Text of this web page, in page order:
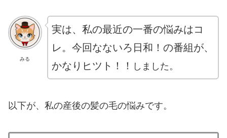
みる
実は、私の最近の一番の悩みはコ
レ。今回なないろ日和！の番組が、
かなりヒツト！！
しました。
以下が、私の産後の髪の毛の悩みです。